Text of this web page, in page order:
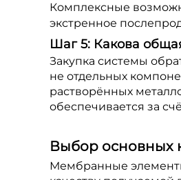
Комплексные
экстренное
Шаг 5: Какова
Закупка системы
не отдельных
растворённых
обеспечивается за
Выбор основных
Мембранные